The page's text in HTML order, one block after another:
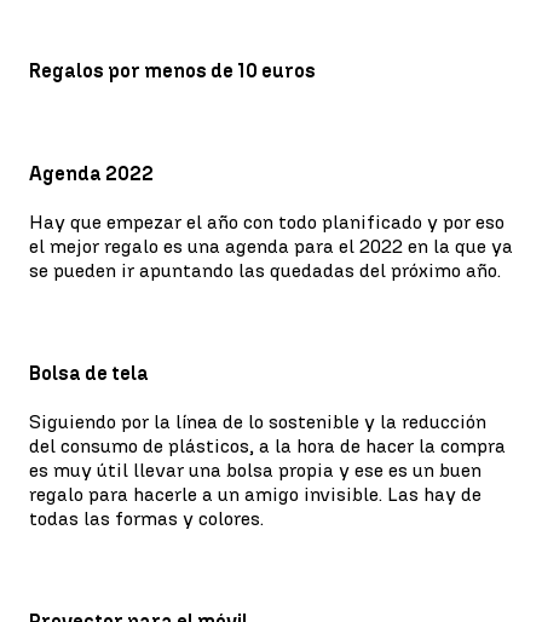
Regalos por menos de 10 euros
Agenda 2022
Hay que empezar el año con todo planificado y por eso
el mejor regalo es una agenda para el 2022 en la que ya
se pueden ir apuntando las quedadas del próximo año.
Bolsa de tela
Siguiendo por la línea de lo sostenible y la reducción
del consumo de plásticos, a la hora de hacer la compra
es muy útil llevar una bolsa propia y ese es un buen
regalo para hacerle a un amigo invisible. Las hay de
todas las formas y colores.